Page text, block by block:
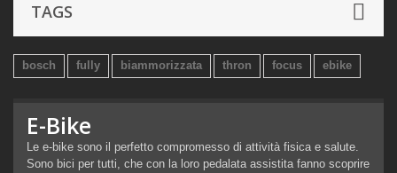
TAGS
bosch fully biammorizzata thron focus ebike
E-Bike
Le e-bike sono il perfetto compromesso di attività fisica e salute.
Sono bici per tutti, che con la loro pedalata assistita fanno scoprire